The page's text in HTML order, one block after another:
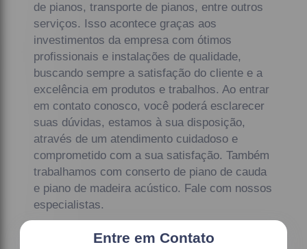
de pianos, transporte de pianos, entre outros
serviços. Isso acontece graças aos
investimentos da empresa com ótimos
profissionais e instalações de qualidade,
buscando sempre a satisfação do cliente e a
excelência em produtos e trabalhos. Ao entrar
em contato conosco, você poderá esclarecer
suas dúvidas, estamos à sua disposição,
através de um atendimento cuidadoso e
comprometido com a sua satisfação. Também
trabalhamos com conserto de piano de cauda
e piano de madeira acústico. Fale com nossos
especialistas.
Entre em Contato